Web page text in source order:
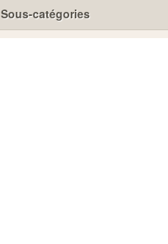
Sous-catégories